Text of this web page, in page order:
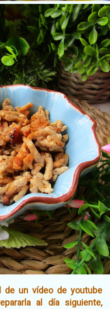
un vídeo de youtube
al día siguiente,